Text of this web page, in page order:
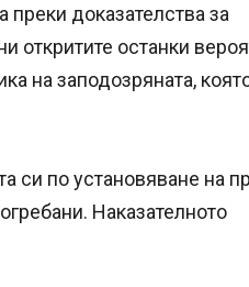
доказателства за
откритите останки
на заподозряната,
си по установяване на
Наказателното